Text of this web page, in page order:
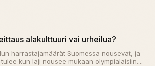
alakulttuuri vai urheilua?
harrastajamäärät Suomessa nousevat, ja
kun laji nousee mukaan olympialaisiin....